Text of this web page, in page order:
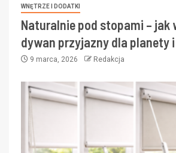
WNĘTRZE I DODATKI
Naturalnie pod stopami – jak
dywan przyjazny dla planety
9 marca, 2026 Redakcja